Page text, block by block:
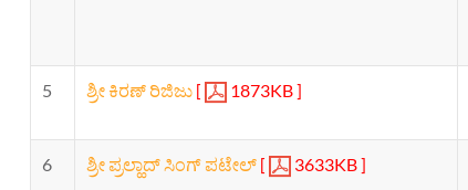
5 ಶ್ರೀ ಕಿರಣ್ ರಿಜಿಜು[ 1873KB ]
6 ಶ್ರೀ ಪ್ರಲ್ಹಾದ್ ಸಿಂಗ್ ಪಟೇಲ್[ 3633KB ]